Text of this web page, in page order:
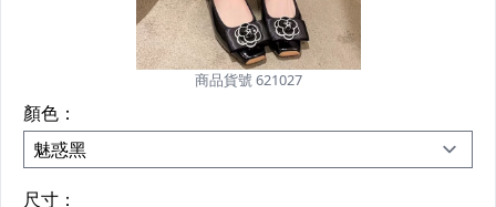
商品貨號 621027
顏色：
尺寸：